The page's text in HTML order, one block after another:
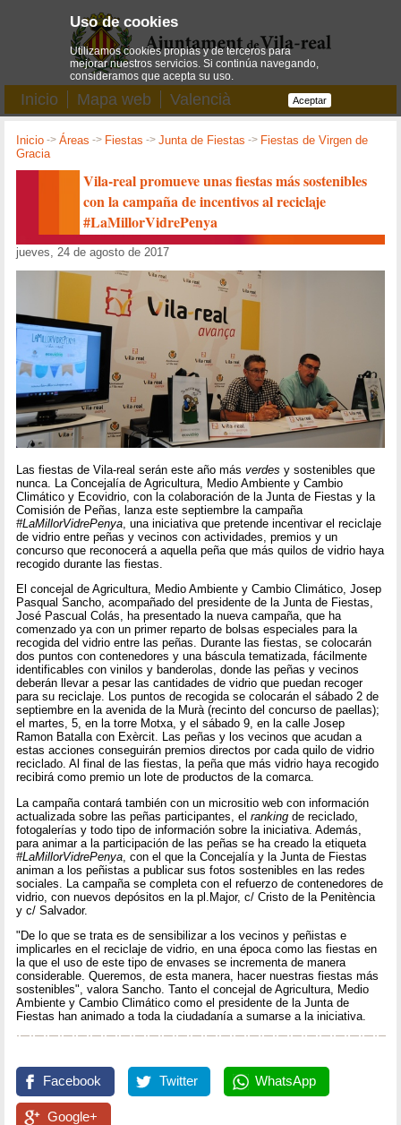
Inicio Mapa web Valencià
Inicio ->Áreas -> Fiestas ->Junta de Fiestas -> Fiestas de Virgen de
Gracia
Vila-real promueve unas fiestas más sostenibles
con la campaña de incentivos al reciclaje
#LaMillorVidrePenya
jueves, 24 de agosto de 2017
Las fiestas de Vila-real serán este año másverdes y sostenibles que
nunca. La Concejalía de Agricultura, Medio Ambiente y Cambio
Climático y Ecovidrio, con la colaboración de la Junta de Fiestas y la
Comisión de Peñas, lanza este septiembre la campaña
#LaMillorVidrePenya , una iniciativa que pretende incentivar el reciclaje
de vidrio entre peñas y vecinos con actividades, premios y un
concurso que reconocerá a aquella peña que más quilos de vidrio haya
recogido durante las fiestas.
El concejal de Agricultura, Medio Ambiente y Cambio Climático, Josep
Pasqual Sancho, acompañado del presidente de la Junta de Fiestas,
José Pascual Colás, ha presentado la nueva campaña, que ha
comenzado ya con un primer reparto de bolsas especiales para la
recogida del vidrio entre las peñas. Durante las fiestas, se colocarán
dos puntos con contenedores y una báscula tematizada, fácilmente
identificables con vinilos y banderolas, donde las peñas y vecinos
deberán llevar a pesar las cantidades de vidrio que puedan recoger
para su reciclaje. Los puntos de recogida se colocarán el sábado 2 de
septiembre en la avenida de la Murà (recinto del concurso de paellas);
el martes, 5, en la torre Motxa, y el sábado 9, en la calle Josep
Ramon Batalla con Exèrcit. Las peñas y los vecinos que acudan a
estas acciones conseguirán premios directos por cada quilo de vidrio
reciclado. Al final de las fiestas, la peña que más vidrio haya recogido
recibirá como premio un lote de productos de la comarca.
La campaña contará también con un micrositio web con información
actualizada sobre las peñas participantes, elranking de reciclado,
fotogalerías y todo tipo de información sobre la iniciativa. Además,
para animar a la participación de las peñas se ha creado la etiqueta
#LaMillorVidrePenya , con el que la Concejalía y la Junta de Fiestas
animan a los peñistas a publicar sus fotos sostenibles en las redes
sociales. La campaña se completa con el refuerzo de contenedores de
vidrio, con nuevos depósitos en la pl.Major, c/ Cristo de la Penitència
y c/ Salvador.
"De lo que se trata es de sensibilizar a los vecinos y peñistas e
implicarles en el reciclaje de vidrio, en una época como las fiestas en
la que el uso de este tipo de envases se incrementa de manera
considerable. Queremos, de esta manera, hacer nuestras fiestas más
sostenibles", valora Sancho. Tanto el concejal de Agricultura, Medio
Ambiente y Cambio Climático como el presidente de la Junta de
Fiestas han animado a toda la ciudadanía a sumarse a la iniciativa.
Facebook Twitter WhatsApp
Google+
Uso de cookies
Utilizamos cookies propias y de terceros para
mejorar nuestros servicios. Si continúa navegando,
consideramos que acepta su uso.
Aceptar